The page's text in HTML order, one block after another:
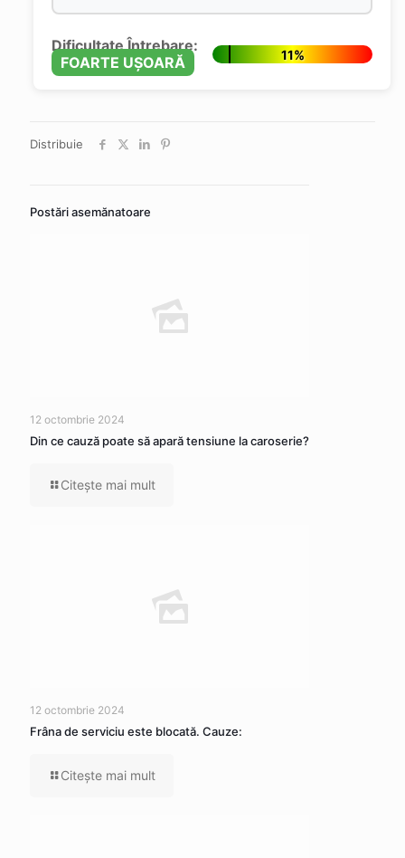
Dificultate Întrebare:
FOARTE UȘOARĂ
11%
Distribuie
Postări asemănatoare
12 octombrie 2024
Din ce cauză poate să apară tensiune la caroserie?
Citeşte mai mult
12 octombrie 2024
Frâna de serviciu este blocată. Cauze:
Citeşte mai mult